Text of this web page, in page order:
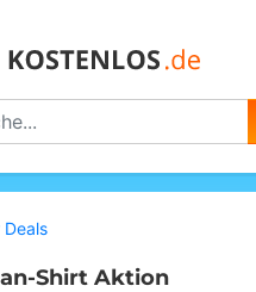
Deals
Shirt Aktion